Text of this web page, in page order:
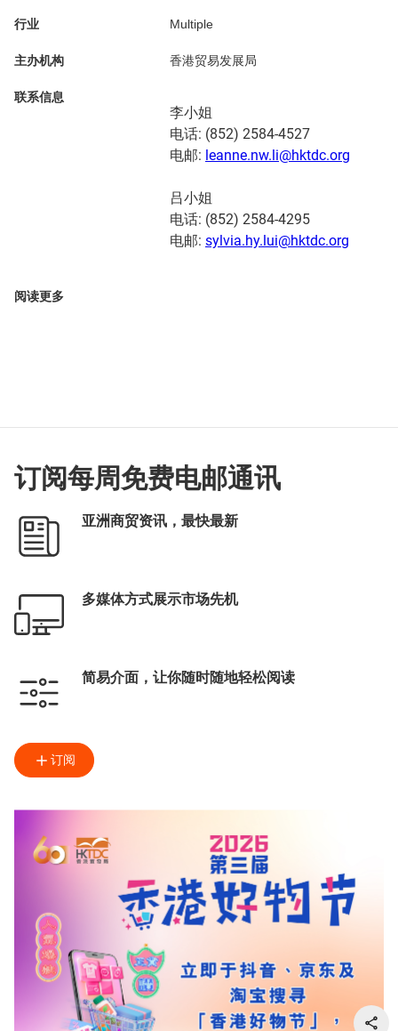
行业 Multiple
主办机构 香港贸易发展局
联系信息
李小姐
电话: (852) 2584-4527
电邮: leanne.nw.li@hktdc.org
吕小姐
电话: (852) 2584-4295
电邮: sylvia.hy.lui@hktdc.org
阅读更多
订阅每周免费电邮通讯
亚洲商贸资讯，最快最新
多媒体方式展示市场先机
简易介面，让你随时随地轻松阅读
订阅